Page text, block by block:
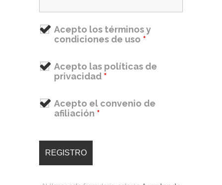
Acepto los términos y
condiciones de uso *
Acepto las políticas de
privacidad *
Acepto el convenio de
afiliación *